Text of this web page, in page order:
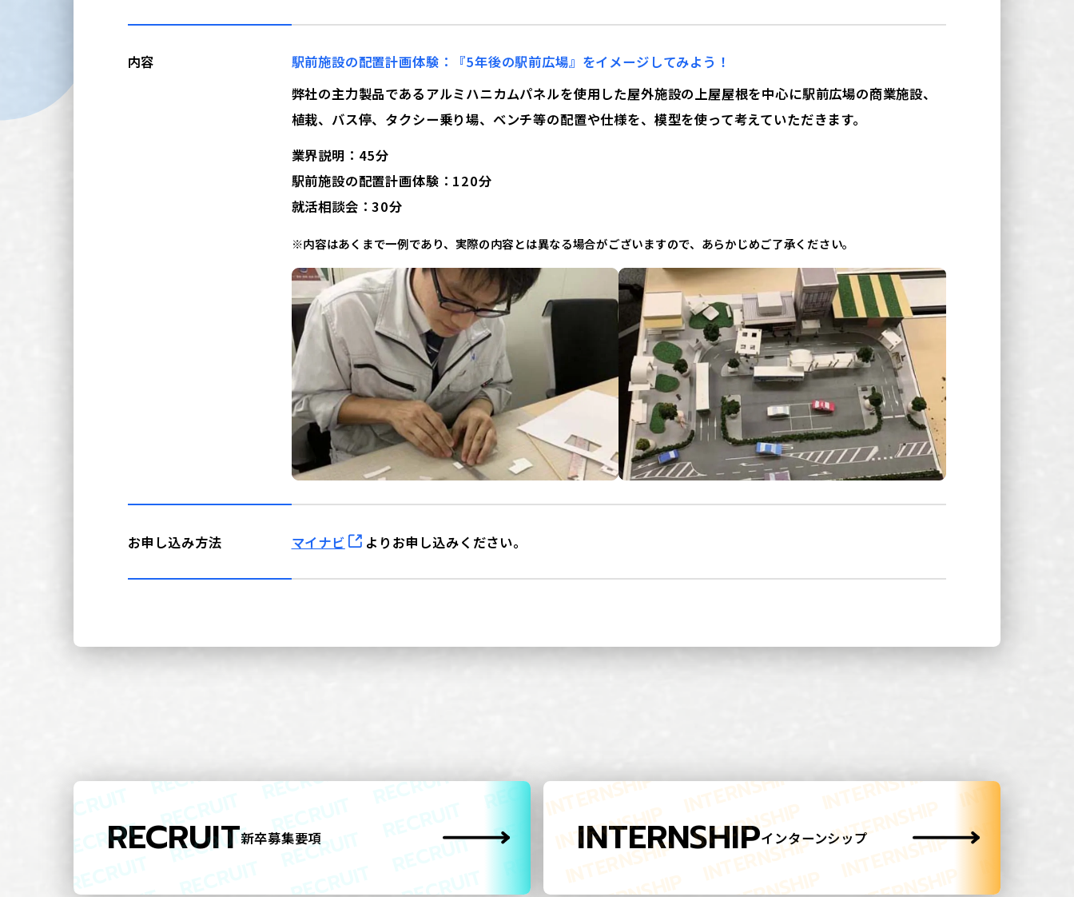
内容
駅前施設の配置計画体験：『5年後の駅前広場』をイメージしてみよう！
弊社の主力製品であるアルミハニカムパネルを使用した屋外施設の上屋屋根を中心に駅前広場の商業施設、
植栽、バス停、タクシー乗り場、ベンチ等の配置や仕様を、模型を使って考えていただきます。
業界説明：45分
駅前施設の配置計画体験：120分
就活相談会：30分
※内容はあくまで一例であり、実際の内容とは異なる場合がございますので、あらかじめご了承ください。
お申し込み方法 マイナビ よりお申し込みください。
RECRUIT新卒募集要項 INTERNSHIPインターンシップ